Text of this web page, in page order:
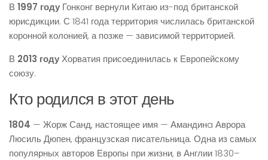
В 1997 году Гонконг вернули Китаю из-под британской
юрисдикции. С 1841 года территория числилась британской
коронной колонией, а позже — зависимой территорией.
В 2013 годуХорватия присоединилась к Европейскому
союзу.
Кто родился в этот день
1804 — Жорж Санд, настоящее имя — Амандинa Аврора
Люсиль Дюпен, французская писательница. Одна из самых
популярных авторов Европы при жизни, в Англии 1830–